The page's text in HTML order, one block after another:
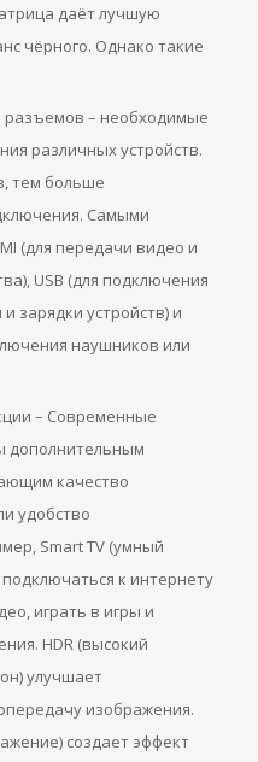
даёт лучшую
чёрного. Однако такие
разъемов – необходимые
различных устройств.
тем больше
Самыми
(для передачи видео и
USB (для подключения
зарядки устройств) и
наушников или
– Современные
дополнительным
качество
удобство
Smart TV (умный
к интернету
играть в игры и
HDR (высокий
улучшает
изображения.
создает эффект